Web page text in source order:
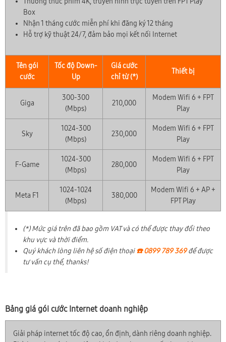
Box
Nhận 1 tháng cước miễn phí khi đăng ký 12 tháng
Hỗ trợ kỹ thuật 24/7, đảm bảo mọi kết nối Internet
Tên gói
cước
Tốc độ Down-
Up
Giá cước
chỉ từ (*)
Thiết bị
Giga
300-300
(Mbps)
210,000
Modem Wifi 6 + FPT
Play
Sky
1024-300
(Mbps)
230,000
Modem Wifi 6 + FPT
Play
F-Game
1024-300
(Mbps)
280,000
Modem Wifi 6 + FPT
Play
Meta F1
1024-1024
(Mbps)
380,000
Modem Wifi 6 + AP +
FPT Play
(*) Mức giá trên đã bao gồm VAT và có thể được thay đổi theo
khu vực và thời điểm.
Quý khách lòng liên hệ số điện thoại☎️ 0899 789 369để được
tư vấn cụ thể, thanks!
Bảng giá gói cước Internet doanh nghiệp
Giải pháp internet tốc độ cao, ổn định, dành riêng doanh nghiệp.